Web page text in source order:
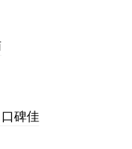
碑佳